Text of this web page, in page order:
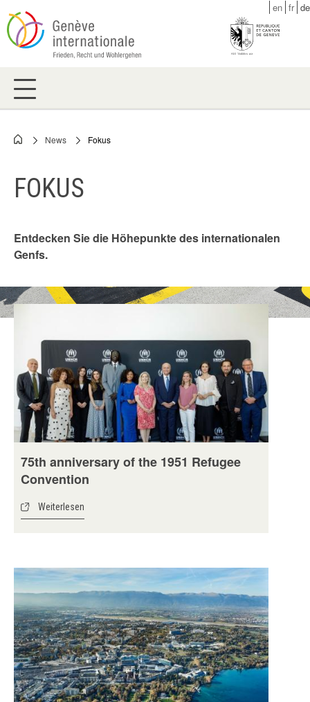
Skip
to
main
en fr de
Breadcrumb
News Fokus
FOKUS
Entdecken Sie die Höhepunkte des internationalen
Genfs.
75th anniversary of the 1951 Refugee
Convention
Weiterlesen